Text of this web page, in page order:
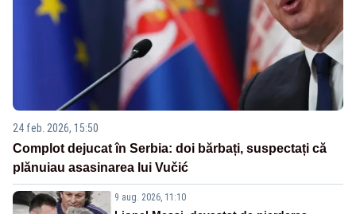
24 feb. 2026, 15:50
Complot dejucat în Serbia: doi bărbați, suspectați că
plănuiau asasinarea lui Vučić
9 aug. 2026, 11:10